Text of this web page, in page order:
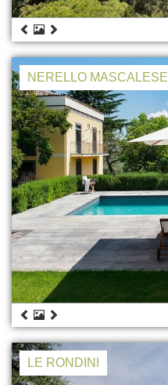
NERELLO MASCALESE
LE RONDINI